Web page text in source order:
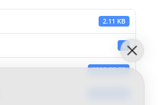
2.11 KB
1
2016-06-20